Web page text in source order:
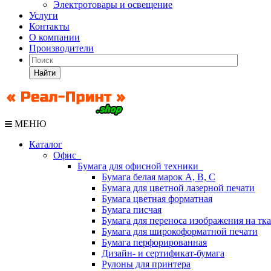
Электротовары и освещение
Услуги
Контакты
О компании
Производители
Найти
МЕНЮ
Каталог
Офис
Бумага для офисной техники
Бумага белая марок А, В, С
Бумага для цветной лазерной печати
Бумага цветная форматная
Бумага писчая
Бумага для переноса изображения на
Бумага для широкоформатной печати
Бумага перфорированная
Дизайн- и сертификат-бумага
Рулоны для принтера